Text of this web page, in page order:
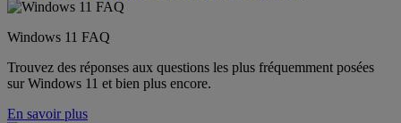
Windows 11 FAQ
Trouvez des réponses aux questions les plus fréquemment posées
sur Windows 11 et bien plus encore.
En savoir plus